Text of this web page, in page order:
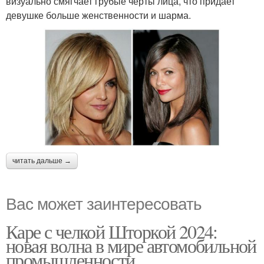
девушке больше женственности и шарма.
читать дальше →
Вас может заинтересовать
Каре с челкой Шторкой 2024:
новая волна в мире автомобильной